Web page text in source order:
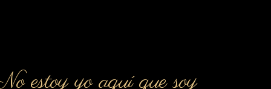
estoy yo aquí que soy